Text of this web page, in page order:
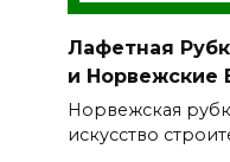
Лафетная
и Норвежские
Норвежская
искусство